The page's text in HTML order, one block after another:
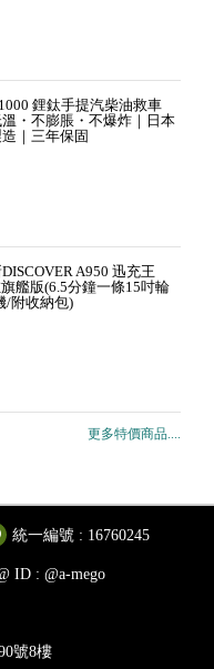
鋰鈦手提汽柴油救車
・不膨脹・不爆炸｜日本
｜三年保固
DISCOVER A950 迅充王
艦版(6.5分鐘一條15吋輪
/附收納包)
更多特價商品....
統一編號 : 16760245
ID : @a-mego
號8樓